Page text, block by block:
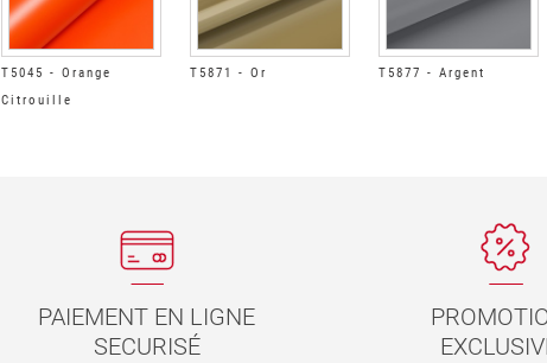
T5045 - Orange
Citrouille
T5871 - Or T5877 - Argent
PAIEMENT EN LIGNE
SECURISÉ